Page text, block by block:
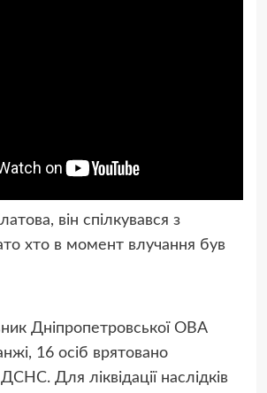
він спілкувався з
хто в момент влучання був
Дніпропетровської ОВА
16 осіб врятовано
Для ліквідації наслідків